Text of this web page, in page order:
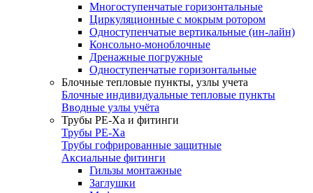
Многоступенчатые горизонтальные
Циркуляционные с мокрым ротором
Одноступенчатые вертикальные (ин-лайн)
Консольно-моноблочные
Дренажные погружные
Одноступенчатые горизонтальные
Блочные тепловые пункты, узлы учета
Блочные индивидуальные тепловые пункты
Вводные узлы учёта
Трубы РЕ-Ха и фитинги
Трубы РЕ-Ха
Трубы гофрированные защитные
Аксиальные фитинги
Гильзы монтажные
Заглушки